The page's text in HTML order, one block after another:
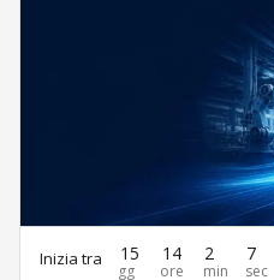
Inizia tra 15 14 2 7